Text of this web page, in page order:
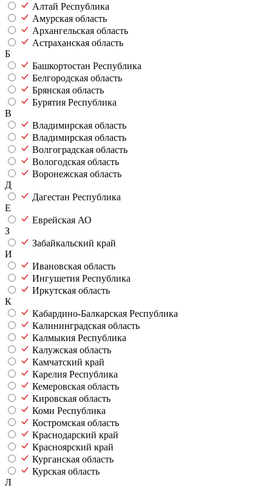
Алтай Республика
Амурская область
Архангельская область
Астраханская область
Б
Башкортостан Республика
Белгородская область
Брянская область
Бурятия Республика
В
Владимирская область
Владимирская область
Волгоградская область
Вологодская область
Воронежская область
Д
Дагестан Республика
Е
Еврейская АО
З
Забайкальский край
И
Ивановская область
Ингушетия Республика
Иркутская область
К
Кабардино-Балкарская Республика
Калининградская область
Калмыкия Республика
Калужская область
Камчатский край
Карелия Республика
Кемеровская область
Кировская область
Коми Республика
Костромская область
Краснодарский край
Красноярский край
Курганская область
Курская область
Л